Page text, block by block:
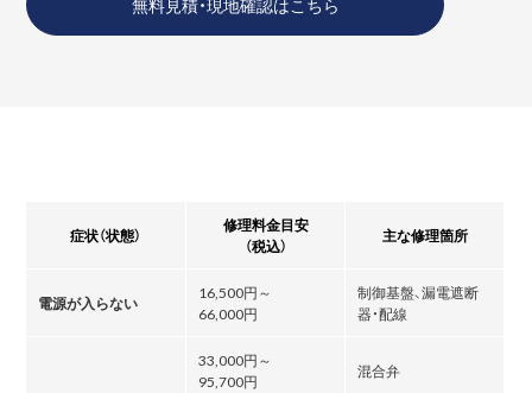
症状（状態）
修理料金目安
（税込）
主な修理箇所
電源が入らない
16,500円～
66,000円
制御基盤、漏電遮断
器・配線
33,000円～
95,700円
混合弁